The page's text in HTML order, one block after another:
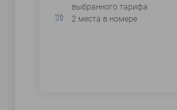
выбранного тарифа
2 места в номере